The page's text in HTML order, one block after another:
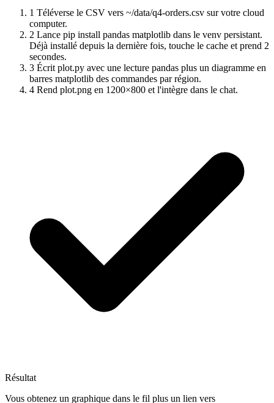
1 Téléverse le CSV vers ~/data/q4-orders.csv sur votre cloud
computer.
2 Lance pip install pandas matplotlib dans le venv persistant.
Déjà installé depuis la dernière fois, touche le cache et prend 2
secondes.
3 Écrit plot.py avec une lecture pandas plus un diagramme en
barres matplotlib des commandes par région.
4 Rend plot.png en 1200×800 et l'intègre dans le chat.
Résultat
Vous obtenez un graphique dans le fil plus un lien vers